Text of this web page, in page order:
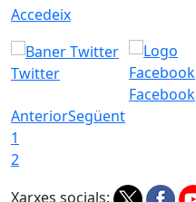
Accedeix
Twitter
Facebook
AnteriorSegüent
1
2
Xarxes socials: